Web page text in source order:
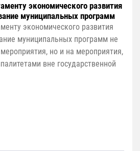
экономического развития
муниципальных программ
экономического развития
муниципальных программ не
но и на мероприятия,
вне государственной